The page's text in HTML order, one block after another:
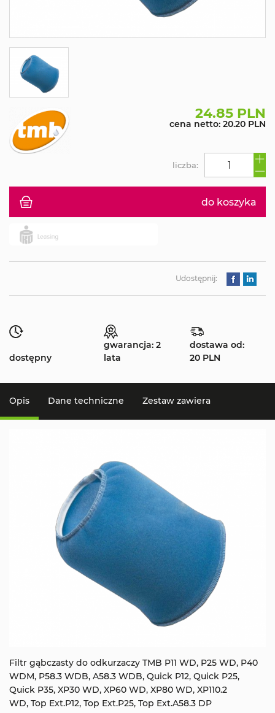
24.85 PLN
cena netto: 20.20 PLN
do koszyka
liczba:
Udostępnij:
dostępny
gwarancja: 2
lata
dostawa od:
20 PLN
Opis Dane techniczne Zestaw zawiera
Filtr gąbczasty do odkurzaczy TMB P11 WD, P25 WD, P40
WDM, P58.3 WDB, A58.3 WDB, Quick P12, Quick P25,
Quick P35, XP30 WD, XP60 WD, XP80 WD, XP110.2
WD, Top Ext.P12, Top Ext.P25, Top Ext.A58.3 DP